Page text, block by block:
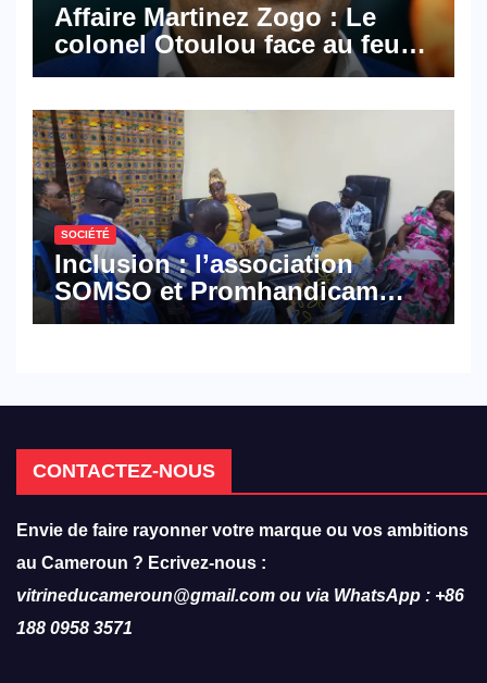
Affaire Martinez Zogo : Le
colonel Otoulou face au feu
croisé des avocats de la
SOCIÉTÉ
Inclusion : l’association
SOMSO et Promhandicam
militent en faveur d’une
CONTACTEZ-NOUS
Envie de faire rayonner votre marque ou vos ambitions
au Cameroun ? Ecrivez-nous :
vitrineducameroun@gmail.com ou via WhatsApp : +86
188 0958 3571